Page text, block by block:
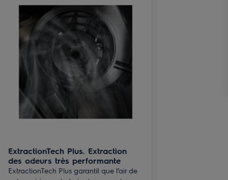
ExtractionTech Plus. Extraction
des odeurs très performante
ExtractionTech Plus garantit que l’air de